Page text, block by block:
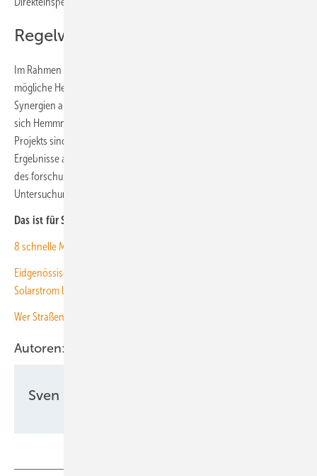
Regelwerke anpassen
Im Rahmen des Projekts schauen sich die Experten aber auch
mögliche Hemmnisse und Einschränkungen auf der einen und
Synergien auf der anderen Seite an. Sie erarbeiten Vorschläge, wie
sich Hemmnisse oder Einschränkungen beseitigen lassen. Teil des
Projekts sind neben der Studie und der Dokumentation der
Ergebnisse auch das Projektmanagement sowie die Koordinierung
des forschungsbegleitenden Arbeitskreises. Die Ergebnisse der
Untersuchung sollen in 14 Monaten vorliegen.
Das ist für Sie auch interessant:
8 schnelle Maßnahmen für den Klimaschutz
Eidgenössische Lärmschutzwände können 101 Gigawattstunden
Solarstrom liefern
Wer Straßen säht, wird Verkehr ernten
Autoren:
Sven Ullrich